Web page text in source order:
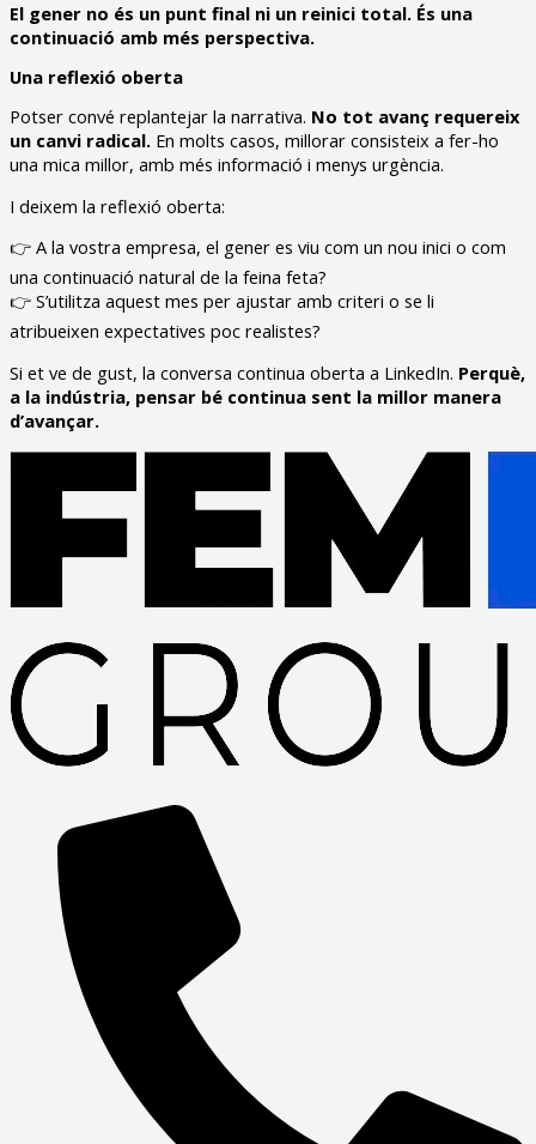
El gener no és un punt final ni un reinici total. És una
continuació amb més perspectiva.
Una reflexió oberta
Potser convé replantejar la narrativa. No tot avanç requereix
un canvi radical. En molts casos, millorar consisteix a fer-ho
una mica millor, amb més informació i menys urgència.
I deixem la reflexió oberta:
👉 A la vostra empresa, el gener es viu com un nou inici o com
una continuació natural de la feina feta?
👉 S’utilitza aquest mes per ajustar amb criteri o se li
atribueixen expectatives poc realistes?
Si et ve de gust, la conversa continua oberta a LinkedIn. Perquè,
a la indústria, pensar bé continua sent la millor manera
d’avançar.